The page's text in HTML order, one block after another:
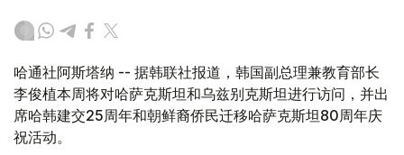
哈通社阿斯塔纳 -- 据韩联社报道，韩国副总理兼教育部长
李俊植本周将对哈萨克斯坦和乌兹别克斯坦进行访问，并出
席哈韩建交25周年和朝鲜裔侨民迁移哈萨克斯坦80周年庆
祝活动。